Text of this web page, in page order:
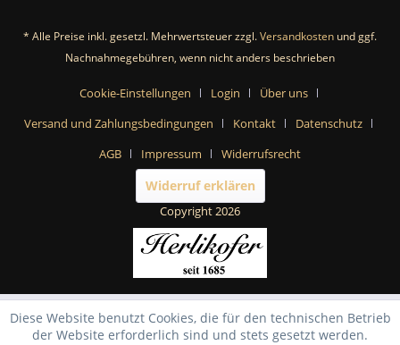
* Alle Preise inkl. gesetzl. Mehrwertsteuer zzgl.Versandkosten und ggf.
Nachnahmegebühren, wenn nicht anders beschrieben
Cookie-Einstellungen Login
Über uns
Versand und Zahlungsbedingungen
Kontakt
Datenschutz
AGB
Impressum Widerrufsrecht
Widerruf erklären
Copyright 2026
Diese Website benutzt Cookies, die für den technischen Betrieb
der Website erforderlich sind und stets gesetzt werden.